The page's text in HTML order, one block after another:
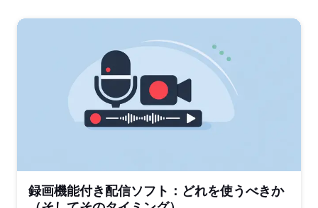
録画機能付き配信ソフト：どれを使うべきか